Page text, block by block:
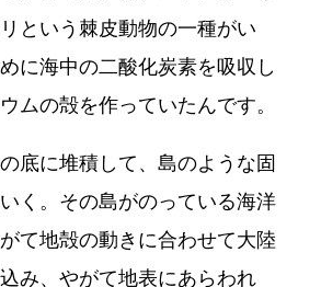
という棘皮動物の一種がい
に海中の二酸化炭素を吸収し
ムの殻を作っていたんです。
底に堆積して、島のような固
く。その島がのっている海洋
て地殻の動きに合わせて大陸
み、やがて地表にあらわれ